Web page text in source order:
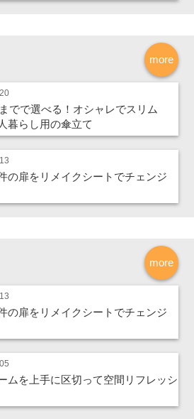
more
でで選べる！オシャレでスリム
暮らし用の傘立て
の扉をリメイクシートでチェンジ
more
の扉をリメイクシートでチェンジ
ムを上手に区切って空間リフレッシ